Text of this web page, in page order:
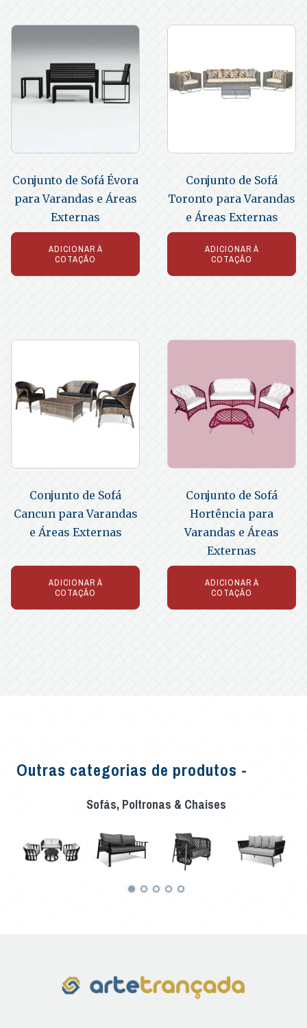
Conjunto de Sofá Évora
para Varandas e Áreas
Externas
ADICIONAR À
COTAÇÃO
Conjunto de Sofá
Toronto para Varandas
e Áreas Externas
ADICIONAR À
COTAÇÃO
Conjunto de Sofá
Cancun para Varandas
e Áreas Externas
ADICIONAR À
COTAÇÃO
Conjunto de Sofá
Hortência para
Varandas e Áreas
Externas
ADICIONAR À
COTAÇÃO
Outras categorias de produtos -
Sofás, Poltronas & Chaises